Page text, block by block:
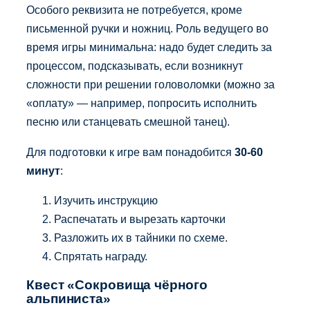
Особого реквизита не потребуется, кроме
письменной ручки и ножниц. Роль ведущего во
время игры минимальна: надо будет следить за
процессом, подсказывать, если возникнут
сложности при решении головоломки (можно за
«оплату» — например, попросить исполнить
песню или станцевать смешной танец).
Для подготовки к игре вам понадобится 30-60
минут:
Изучить инструкцию
Распечатать и вырезать карточки
Разложить их в тайники по схеме.
Спрятать награду.
Квест «Сокровища чёрного
альпиниста»